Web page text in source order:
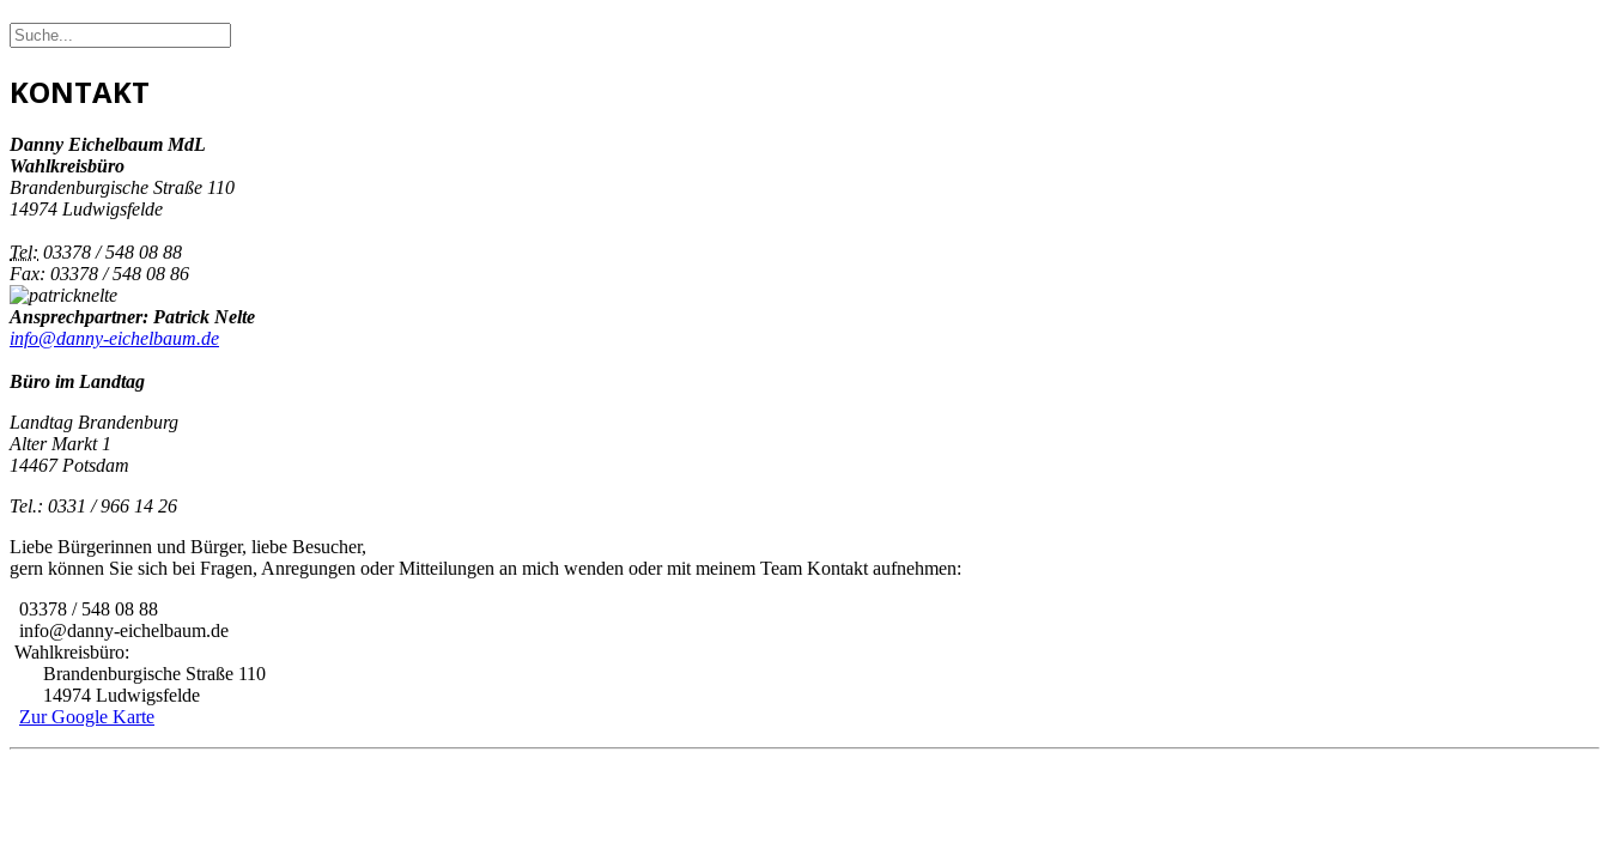
KONTAKT
Danny Eichelbaum MdL
Wahlkreisbüro
Brandenburgische Straße 110
14974 Ludwigsfelde
Tel: 03378 / 548 08 88
Fax: 03378 / 548 08 86
Ansprechpartner: Patrick Nelte
info@danny-eichelbaum.de
Büro im Landtag
Landtag Brandenburg
Alter Markt 1
14467 Potsdam
Tel.: 0331 / 966 14 26
Liebe Bürgerinnen und Bürger, liebe Besucher,
gern können Sie sich bei Fragen, Anregungen oder Mitteilungen an mich wenden oder mit meinem Team Kontakt aufnehmen:
03378 / 548 08 88
info@danny-eichelbaum.de
Wahlkreisbüro:
Brandenburgische Straße 110
14974 Ludwigsfelde
Zur Google Karte